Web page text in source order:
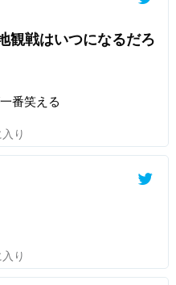
観戦はいつになるだろ
番笑える
り
り